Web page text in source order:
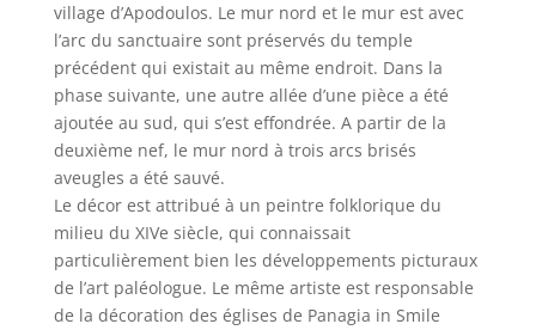
village d’Apodoulos. Le mur nord et le mur est avec
l’arc du sanctuaire sont préservés du temple
précédent qui existait au même endroit. Dans la
phase suivante, une autre allée d’une pièce a été
ajoutée au sud, qui s’est effondrée. A partir de la
deuxième nef, le mur nord à trois arcs brisés
aveugles a été sauvé.
Le décor est attribué à un peintre folklorique du
milieu du XIVe siècle, qui connaissait
particulièrement bien les développements picturaux
de l’art paléologue. Le même artiste est responsable
de la décoration des églises de Panagia in Smile